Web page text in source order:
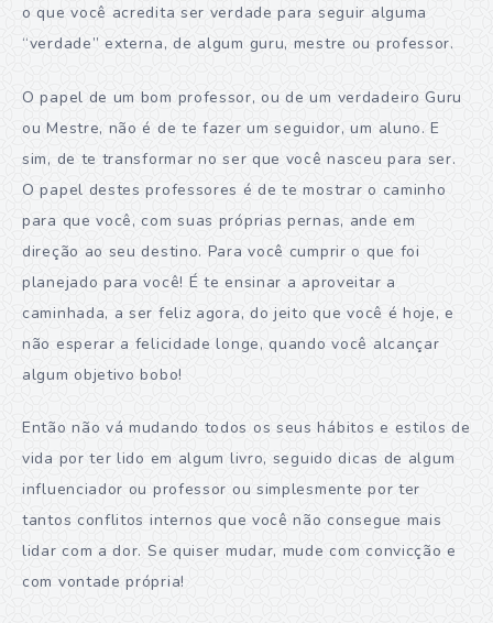
o que você acredita ser verdade para seguir alguma
“verdade” externa, de algum guru, mestre ou professor.
O papel de um bom professor, ou de um verdadeiro Guru
ou Mestre, não é de te fazer um seguidor, um aluno. E
sim, de te transformar no ser que você nasceu para ser.
O papel destes professores é de te mostrar o caminho
para que você, com suas próprias pernas, ande em
direção ao seu destino. Para você cumprir o que foi
planejado para você! É te ensinar a aproveitar a
caminhada, a ser feliz agora, do jeito que você é hoje, e
não esperar a felicidade longe, quando você alcançar
algum objetivo bobo!
Então não vá mudando todos os seus hábitos e estilos de
vida por ter lido em algum livro, seguido dicas de algum
influenciador ou professor ou simplesmente por ter
tantos conflitos internos que você não consegue mais
lidar com a dor. Se quiser mudar, mude com convicção e
com vontade própria!